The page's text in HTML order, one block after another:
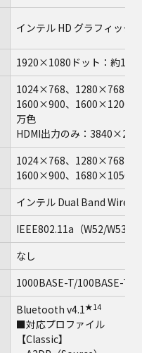
インテル HD グラフィック
1920×1080ドット：約
1024×768、1280×768、
1600×900、1600×1200
万色
HDMI出力のみ：
1024×768、1280×768、
1600×900、1680×1050
インテル Dual Band
IEEE802.11a（W52/W53/
なし
1000BASE-T/100BASE-
Bluetooth v4.1★14
■対応プロファイル
【Classic】